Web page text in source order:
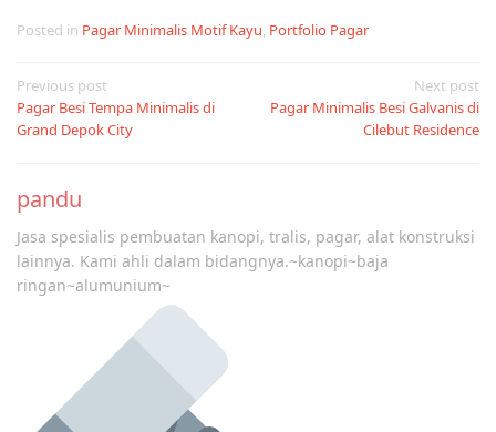
Posted in Pagar Minimalis Motif Kayu, Portfolio Pagar
Post
navigation
Previous post
Pagar Besi Tempa Minimalis di
Grand Depok City
Next post
Pagar Minimalis Besi Galvanis di
Cilebut Residence
pandu
Jasa spesialis pembuatan kanopi, tralis, pagar, alat konstruksi
lainnya. Kami ahli dalam bidangnya.~kanopi~baja
ringan~alumunium~